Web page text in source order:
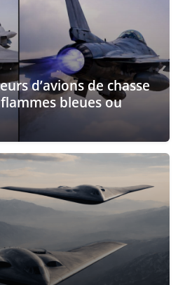
d’avions de chasse
bleues ou